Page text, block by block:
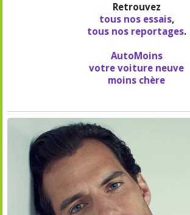
Retrouvez
tous nos essais,
tous nos reportages.
AutoMoins
votre voiture neuve
moins chère